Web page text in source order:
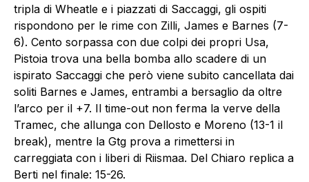
tripla di Wheatle e i piazzati di Saccaggi, gli ospiti
rispondono per le rime con Zilli, James e Barnes (7-
6). Cento sorpassa con due colpi dei propri Usa,
Pistoia trova una bella bomba allo scadere di un
ispirato Saccaggi che però viene subito cancellata dai
soliti Barnes e James, entrambi a bersaglio da oltre
l’arco per il +7. Il time-out non ferma la verve della
Tramec, che allunga con Dellosto e Moreno (13-1 il
break), mentre la Gtg prova a rimettersi in
carreggiata con i liberi di Riismaa. Del Chiaro replica a
Berti nel finale: 15-26.